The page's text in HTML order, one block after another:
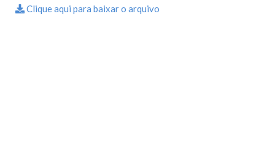
Clique aqui para baixar o arquivo